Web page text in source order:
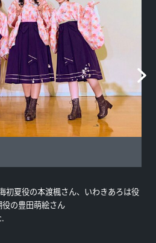
初夏役の本渡楓さん、いわきあろは役
の豊田萌絵さん